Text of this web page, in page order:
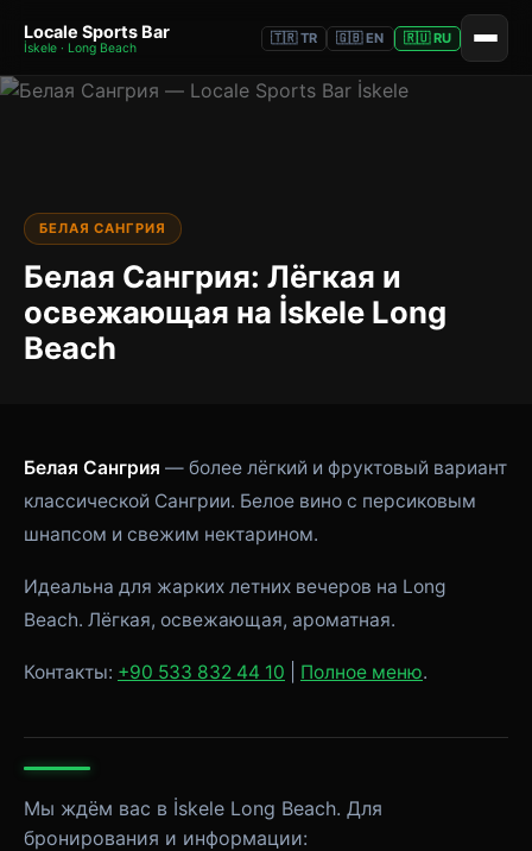
Locale Sports Bar
İskele · Long Beach
🇹🇷 TR 🇬🇧 EN 🇷🇺 RU
БЕЛАЯ САНГРИЯ
Белая Сангрия: Лёгкая и
освежающая на İskele Long
Beach
Белая Сангрия — более лёгкий и фруктовый вариант
классической Сангрии. Белое вино с персиковым
шнапсом и свежим нектарином.
Идеальна для жарких летних вечеров на Long
Beach. Лёгкая, освежающая, ароматная.
Контакты: +90 533 832 44 10 Полное меню.
Мы ждём вас в İskele Long Beach. Для
бронирования и информации: